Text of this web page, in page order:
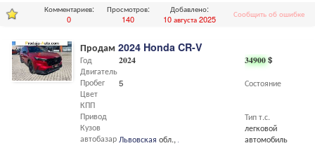
Комментариев:
0
Просмотров:
140
Добавлено:
10 августа 2025
Сообщить об ошибке
Продам 2024 Honda CR-V
34900$
Состояние
Тип т.с.
легковой
автомобиль
Год
Двигатель
Пробег
Цвет
КПП
Привод
Кузов
автобазар
2024
5
Львовская обл.,Львов